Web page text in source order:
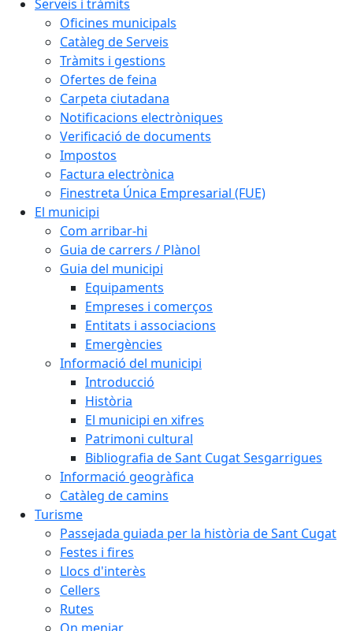
Serveis i tràmits
Oficines municipals
Catàleg de Serveis
Tràmits i gestions
Ofertes de feina
Carpeta ciutadana
Notificacions electròniques
Verificació de documents
Impostos
Factura electrònica
Finestreta Única Empresarial (FUE)
El municipi
Com arribar-hi
Guia de carrers / Plànol
Guia del municipi
Equipaments
Empreses i comerços
Entitats i associacions
Emergències
Informació del municipi
Introducció
Història
El municipi en xifres
Patrimoni cultural
Bibliografia de Sant Cugat Sesgarrigues
Informació geogràfica
Catàleg de camins
Turisme
Passejada guiada per la història de Sant Cugat
Festes i fires
Llocs d'interès
Cellers
Rutes